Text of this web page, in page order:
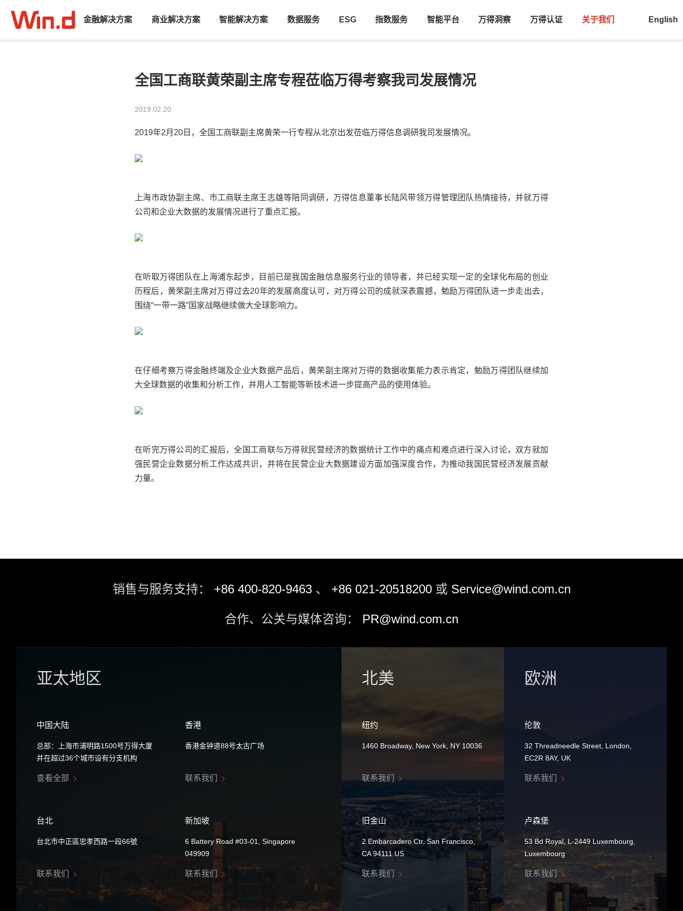
金融解决方案 商业解决方案 智能解决方案 数据服务 ESG 指数服务 智能平台 万得洞察 万得认证 关于我们 English
全国工商联黄荣副主席专程莅临万得考察我司发展情况
2019.02.20
2019年2月20日， 全国工商联副主席黄荣一行专程从北京出发莅临万得信息调研我司发展情况。
上海市政协副主席、市工商联主席王志雄等陪同调研， 万得信息董事长陆风带领万得管理团队热情接待，并就万得
公司和企业大数据的发展情况进行了重点汇报。
在听取万得团队在上海浦东起步，目前已是我国金融信息服务行业的领导者，并已经实现一定的全球化布局的创业
历程后，黄荣副主席对万得过去20年的发展高度认可，对万得公司 的成就深表震撼，勉励万得团队进一步走出去，
围绕“一带一路”国家战略继续做大全球影响力。
在仔细考察万得金融终端及企业大数据产品后，黄荣副主席对万得的数据收集能力表示肯定，勉励万得团队继续加
大全球数据的收集和分析工作，并用人工智能等新技术进一步提高产品的使用体验。
在听完万得公司 的汇报后，全国工商联与万得就民营经济的数据统计工作中的痛点和难点进行深入讨论，双方就加
强民营企业数据分析工作达成共识，并将在民营企业大数据建设方面加强深度合作，为推动我国民营经济发展贡献
力量。
销售与服务支持： +86 400-820-9463 、 +86 021-20518200 或 Service@wind.com.cn
合作、公关与媒体咨询： PR@wind.com.cn
亚太地区
中国大陆
总部：上海市浦明路1500号万得大厦
并在超过36个城市设有分支机构
查看全部
香港
香港金钟道88号太古广场
联系我们
台北
台北市中正區忠孝西路一段66號
联系我们
新加坡
6 Battery Road #03-01, Singapore
049909
联系我们
北美
纽约
1460 Broadway, New York, NY 10036
联系我们
旧金山
2 Embarcadero Ctr, San Francisco,
CA 94111 US
联系我们
欧洲
伦敦
32 Threadneedle Street, London,
EC2R 8AY, UK
联系我们
卢森堡
53 Bd Royal, L-2449 Luxembourg,
Luxembourg
联系我们